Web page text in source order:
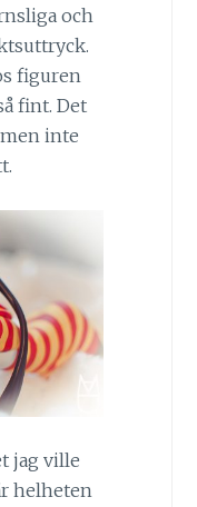
och
figuren
fint. Det
inte
jag ville
helheten